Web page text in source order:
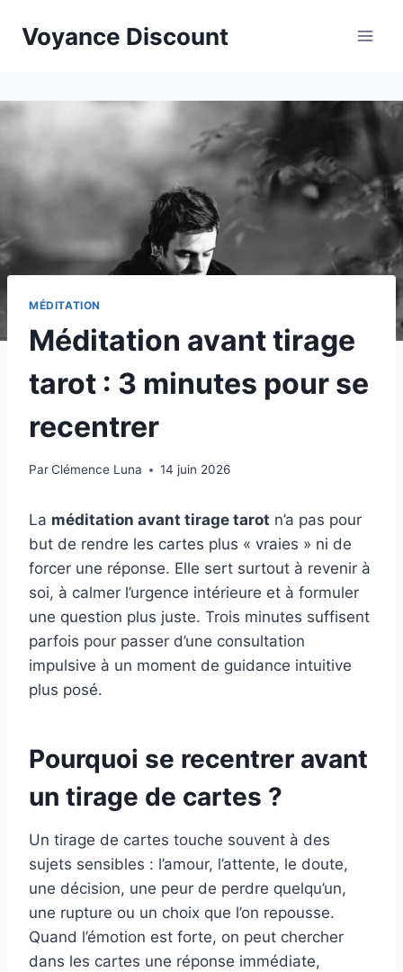
Voyance Discount
MÉDITATION
Méditation avant tirage
tarot : 3 minutes pour se
recentrer
ParClémence Luna 14 juin 2026
La méditation avant tirage tarot n’a pas pour
but de rendre les cartes plus « vraies » ni de
forcer une réponse. Elle sert surtout à revenir à
soi, à calmer l’urgence intérieure et à formuler
une question plus juste. Trois minutes suffisent
parfois pour passer d’une consultation
impulsive à un moment de guidance intuitive
plus posé.
Pourquoi se recentrer avant
un tirage de cartes ?
Un tirage de cartes touche souvent à des
sujets sensibles : l’amour, l’attente, le doute,
une décision, une peur de perdre quelqu’un,
une rupture ou un choix que l’on repousse.
Quand l’émotion est forte, on peut chercher
dans les cartes une réponse immédiate,